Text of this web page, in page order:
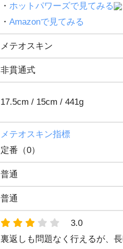
・ ホットパワーズで見てみる
・ Amazonで見てみる
メテオスキン
非貫通式
17.5cm / 15cm / 441g
メテオスキン指標
定番（0）
普通
普通
3.0
裏返しも問題なく行えるが、